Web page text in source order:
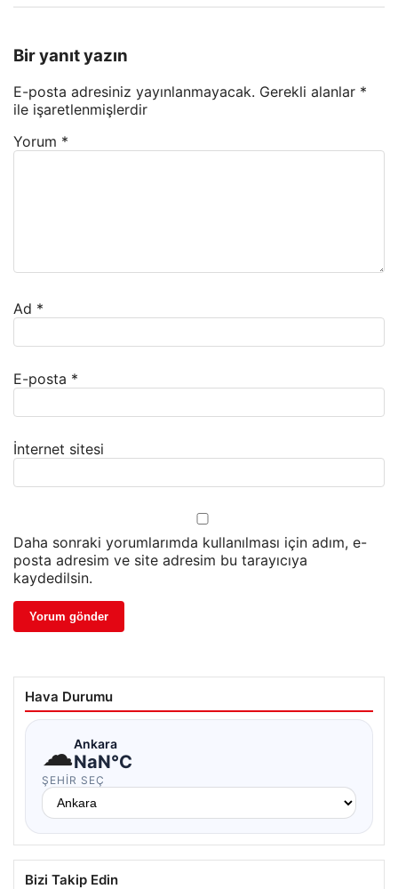
Bir yanıt yazın
E-posta adresiniz yayınlanmayacak. Gerekli alanlar *
ile işaretlenmişlerdir
Yorum *
Ad *
E-posta *
İnternet sitesi
Daha sonraki yorumlarımda kullanılması için adım, e-
posta adresim ve site adresim bu tarayıcıya
kaydedilsin.
Hava Durumu
☁Ankara
NaN°C
ŞEHIR SEÇ
Bizi Takip Edin